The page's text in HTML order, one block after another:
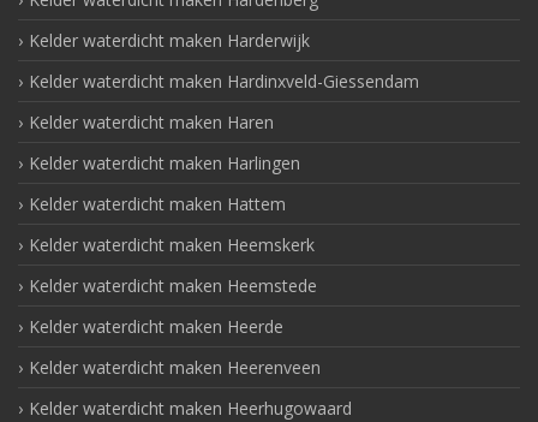
Kelder waterdicht maken Harderwijk
Kelder waterdicht maken Hardinxveld-Giessendam
Kelder waterdicht maken Haren
Kelder waterdicht maken Harlingen
Kelder waterdicht maken Hattem
Kelder waterdicht maken Heemskerk
Kelder waterdicht maken Heemstede
Kelder waterdicht maken Heerde
Kelder waterdicht maken Heerenveen
Kelder waterdicht maken Heerhugowaard